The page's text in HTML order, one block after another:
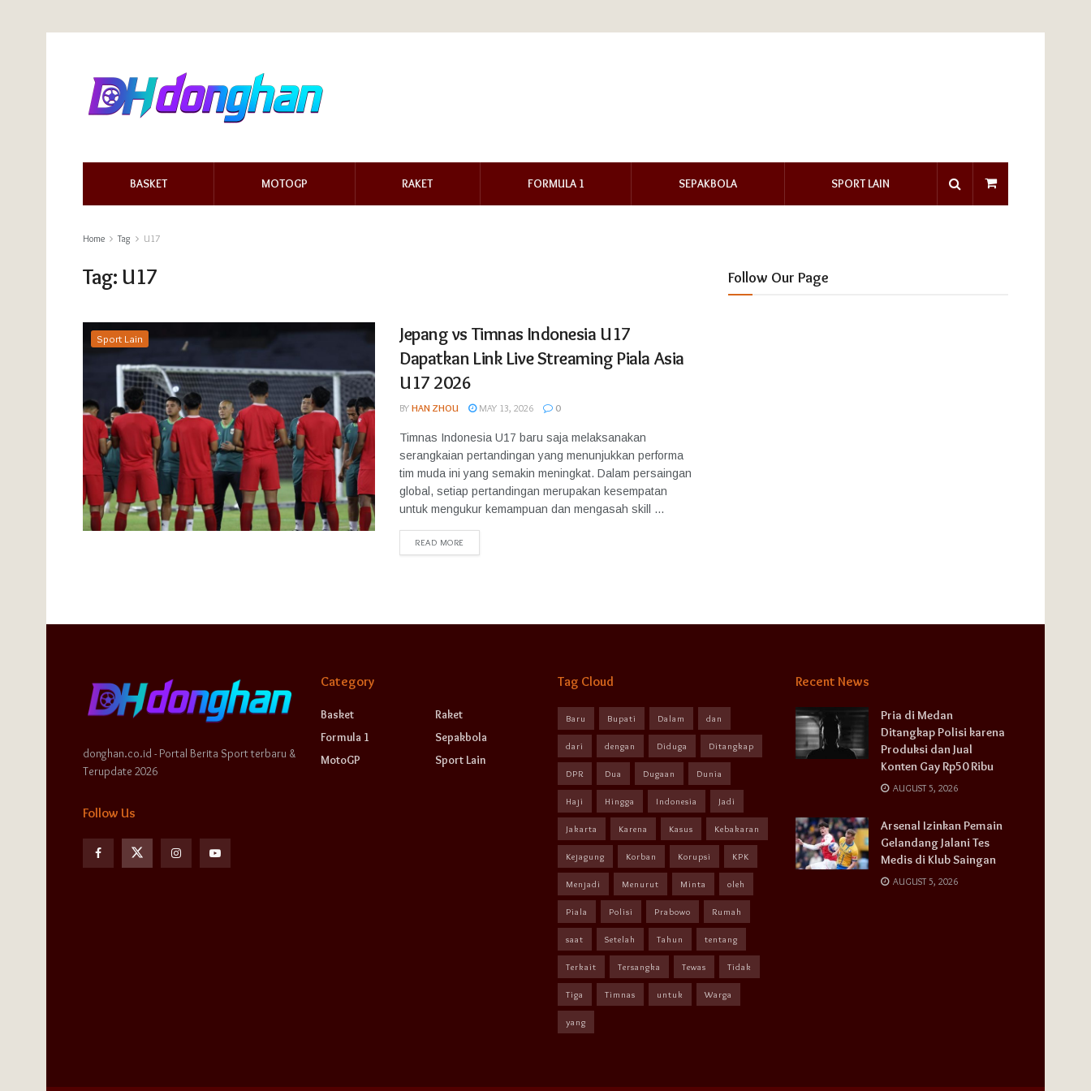
BASKET MOTOGP RAKET FORMULA 1 SEPAKBOLA SPORT LAIN
Home Tag U17
Tag: U17
Sport Lain
Jepang vs Timnas Indonesia U17
Dapatkan Link Live Streaming Piala Asia
U17 2026
BY HAN ZHOU MAY 13, 2026 0
Timnas Indonesia U17 baru saja melaksanakan
serangkaian pertandingan yang menunjukkan performa
tim muda ini yang semakin meningkat. Dalam persaingan
global, setiap pertandingan merupakan kesempatan
untuk mengukur kemampuan dan mengasah skill ...
READ MORE
Follow Our Page
donghan.co.id - Portal Berita Sport terbaru &
Terupdate 2026
Follow Us
Category
Basket
Formula 1
MotoGP
Raket
Sepakbola
Sport Lain
Tag Cloud
Baru Bupati Dalam dan
dari dengan Diduga Ditangkap
DPR Dua Dugaan Dunia
Haji Hingga Indonesia Jadi
Jakarta Karena Kasus Kebakaran
Kejagung Korban Korupsi KPK
Menjadi Menurut Minta oleh
Piala Polisi Prabowo Rumah
saat Setelah Tahun tentang
Terkait Tersangka Tewas Tidak
Tiga Timnas untuk Warga
yang
Recent News
Pria di Medan
Ditangkap Polisi karena
Produksi dan Jual
Konten Gay Rp50 Ribu
AUGUST 5, 2026
Arsenal Izinkan Pemain
Gelandang Jalani Tes
Medis di Klub Saingan
AUGUST 5, 2026